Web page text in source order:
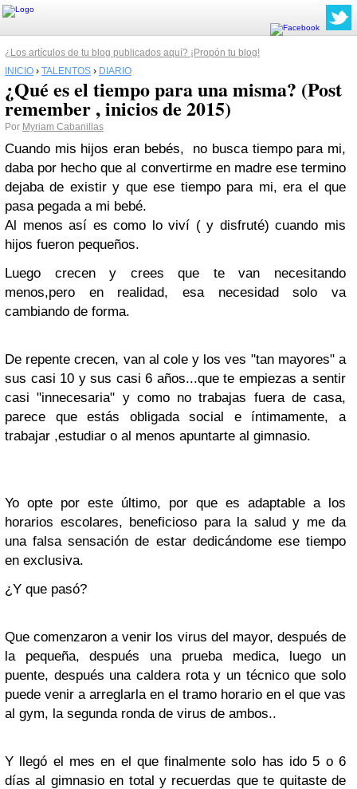
¿Los artículos de tu blog publicados aquí? ¡Propón tu blog!
INICIO › TALENTOS › DIARIO
¿Qué es el tiempo para una misma? (Post
remember , inicios de 2015)
Por Myriam Cabanillas
Cuando mis hijos eran bebés, no busca tiempo para mi,
daba por hecho que al convertirme en madre ese termino
dejaba de existir y que ese tiempo para mi, era el que
pasa pegada a mi bebé.
Al menos así es como lo viví ( y disfruté) cuando mis
hijos fueron pequeños.
Luego crecen y crees que te van necesitando
menos,pero en realidad, esa necesidad solo va
cambiando de forma.
De repente crecen, van al cole y los ves "tan mayores" a
sus casi 10 y sus casi 6 años...que te empiezas a sentir
casi "innecesaria" y como no trabajas fuera de casa,
parece que estás obligada social e íntimamente, a
trabajar ,estudiar o al menos apuntarte al gimnasio.
Yo opte por este último, por que es adaptable a los
horarios escolares, beneficioso para la salud y me da
una falsa sensación de estar dedicándome ese tiempo
en exclusiva.
¿Y que pasó?
Que comenzaron a venir los virus del mayor, después de
la pequeña, después una prueba medica, luego un
puente, después una caldera rota y un técnico que solo
puede venir a arreglarla en el tramo horario en el que vas
al gym, la segunda ronda de virus de ambos..
Y llegó el mes en el que finalmente solo has ido 5 o 6
días al gimnasio en total y recuerdas que te quitaste de